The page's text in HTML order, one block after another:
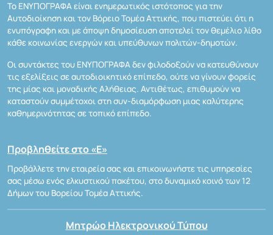
Το ΕΝΥΠΟΓΡΑΦΑ είναι ενημερωτικός ιστότοπος για την
Αυτοδιοίκηση και τον Βόρειο Τομέα Αττικής, που πιστεύει ότι η
ενυπόγραφη και με άποψη δημοσίευση αποτελεί τον θεμέλιο λίθο
κάθε κοινωνίας ενεργών και υπεύθυνων πολιτών-δημοτών.
Οι συντάκτες του ΕΝΥΠΟΓΡΑΦΑ δεν φιλοδοξούν να κατευθύνουν
τις εξελίξεις σε αυτοδιοικητικό επίπεδο, ούτε να γίνουν φορείς
της μίας και μοναδικής Αλήθειας. Αντιθέτως, επιθυμούν να
καταστούν συμμέτοχοι στη συν-διαμόρφωση μιας καλύτερης
καθημερινότητας σε τοπικό επίπεδο.
Προβληθείτε στο «Ε»
Προβάλλετε την εταιρεία σας και επικοινωνήστε τις υπηρεσίες
σας μέσω ενός ελκυστικού πακέτου, στο δυναμικό κοινό των 12
Δήμων του Βορείου Τομέα Αττικής.
Μητρώο Ηλεκτρονικού Τύπου